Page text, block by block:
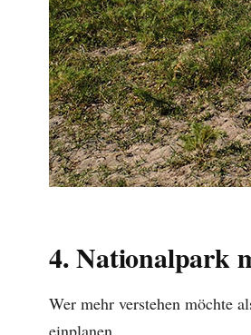
4. Nationalpark
Wer mehr verstehen möchte
einplanen.